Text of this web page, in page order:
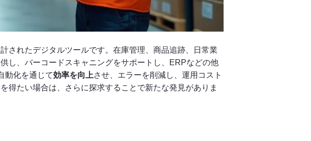
されたデジタルツールです。在庫管理、商品追跡、日常業
し、バーコードスキャニングをサポートし、ERPなどの他
動化を通じて効率を向上させ、エラーを削減し、運用コスト
得たい場合は、さらに探求することで新たな発見がありま